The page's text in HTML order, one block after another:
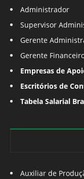
Administrador
Supervisor
Gerente
Gerente
Empresas de
Escritórios de
Tabela Salarial
Auxiliar de